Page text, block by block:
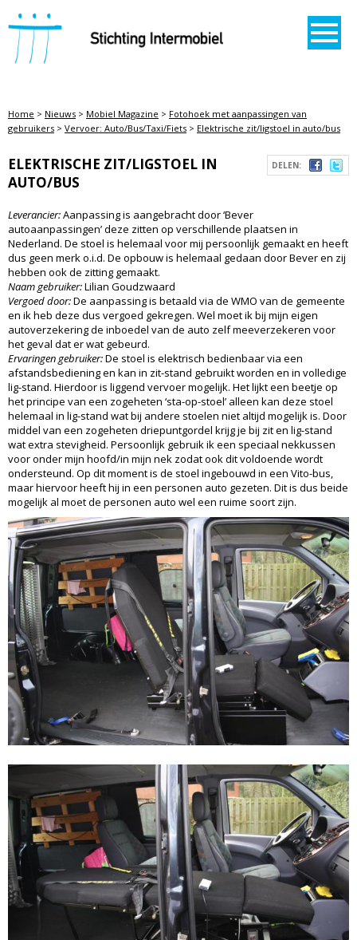
STICHTING INTERMOBIEL
Home > Nieuws > Mobiel Magazine > Fotohoek met aanpassingen van
gebruikers > Vervoer: Auto/Bus/Taxi/Fiets > Elektrische zit/ligstoel in auto/bus
DELEN:
ELEKTRISCHE ZIT/LIGSTOEL IN
AUTO/BUS
Leverancier:Aanpassing is aangebracht door ‘Bever
autoaanpassingen’ deze zitten op verschillende plaatsen in
Nederland. De stoel is helemaal voor mij persoonlijk gemaakt en heeft
dus geen merk o.i.d. De opbouw is helemaal gedaan door Bever en zij
hebben ook de zitting gemaakt.
Naam gebruiker:Lilian Goudzwaard
Vergoed door:De aanpassing is betaald via de WMO van de gemeente
en ik heb deze dus vergoed gekregen. Wel moet ik bij mijn eigen
autoverzekering de inboedel van de auto zelf meeverzekeren voor
het geval dat er wat gebeurd.
Ervaringen gebruiker:De stoel is elektrisch bedienbaar via een
afstandsbediening en kan in zit-stand gebruikt worden en in volledige
lig-stand. Hierdoor is liggend vervoer mogelijk. Het lijkt een beetje op
het principe van een zogeheten ‘sta-op-stoel’ alleen kan deze stoel
helemaal in lig-stand wat bij andere stoelen niet altijd mogelijk is. Door
middel van een zogeheten driepuntgordel krijg je bij zit en lig-stand
wat extra stevigheid. Persoonlijk gebruik ik een speciaal nekkussen
voor onder mijn hoofd/in mijn nek zodat ook dit voldoende wordt
ondersteund. Op dit moment is de stoel ingebouwd in een Vito-bus,
maar hiervoor heeft hij in een personen auto gezeten. Dit is dus beide
mogelijk al moet de personen auto wel een ruime soort zijn.